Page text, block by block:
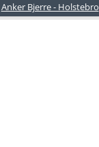
Anker Bjerre - Holstebro